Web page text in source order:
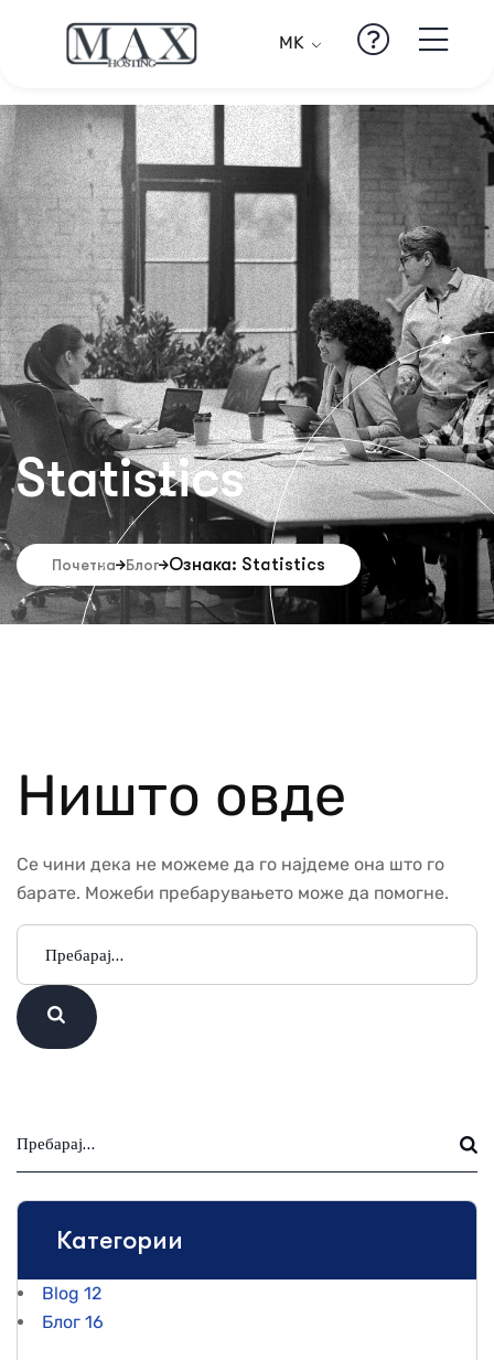
MK
Statistics
Почетна Блог Ознака: Statistics
Ништо овде
Се чини дека не можеме да го најдеме она што го
барате. Можеби пребарувањето може да помогне.
Категории
Blog 12
Блог 16